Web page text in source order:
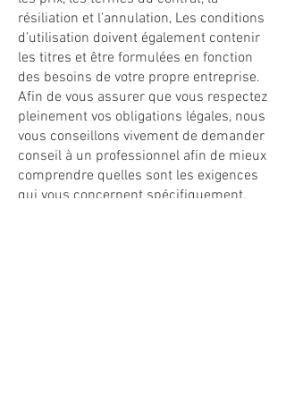
résiliation et l’annulation, Les conditions
d’utilisation doivent également contenir
les titres et être formulées en fonction
des besoins de votre propre entreprise.
Afin de vous assurer que vous respectez
pleinement vos obligations légales, nous
vous conseillons vivement de demander
conseil à un professionnel afin de mieux
comprendre quelles sont les exigences
qui vous concernent spécifiquement.